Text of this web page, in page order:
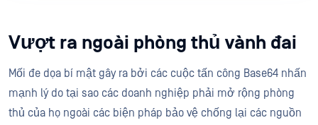
Vượt ra ngoài phòng thủ vành đai
Mối đe dọa bí mật gây ra bởi các cuộc tấn công Base64 nhấn
mạnh lý do tại sao các doanh nghiệp phải mở rộng phòng
thủ của họ ngoài các biện pháp bảo vệ chống lại các nguồn